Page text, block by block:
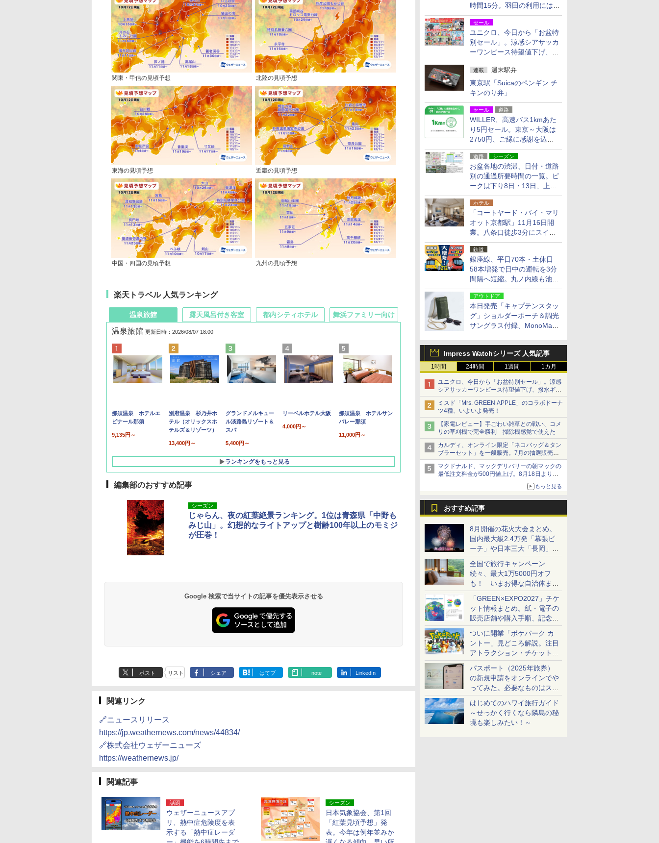
時間15分。羽田の利用には
「空港西出口」の利用検討を
セール
ユニクロ、今日から「お盆特
別セール」。涼感シアサッカ
ーワンピース待望値下げ、撥
水ギアショーツは1990円に
連載 週末駅弁
東京駅「Suicaのペンギン チ
キンのり弁」
セール 道路
WILLER、高速バス1kmあた
り5円セール。東京～大阪は
2750円、ご縁に感謝を込め
た20周年記念キャンペーン
道路 シーズン
お盆各地の渋滞、日付・道路
別の通過所要時間の一覧。ピ
ークは下り8日・13日、上り
14日・15日
ホテル
「コートヤード・バイ・マリ
オット京都駅」11月16日開
業。八条口徒歩3分にスイー
ト含む全270室、ダイニング
も併設
鉄道
銀座線、平日70本・土休日
58本増発で日中の運転を3分
間隔へ短縮。丸ノ内線も池袋
～中野坂上を4分間隔に
アウトドア
本日発売「キャプテンスタッ
グ」ショルダーポーチ＆調光
サングラス付録、MonoMax
Impress Watchシリーズ 人気記事
1時間 24時間 1週間 1カ月
ユニクロ、今日から「お盆特別セール」。涼感
シアサッカーワンピース待望値下げ、撥水ギア
ショーツは1990円に
ミスド「Mrs. GREEN APPLE」のコラボドーナ
ツ4種、いよいよ発売！
【家電レビュー】手ごわい雑草との戦い、コメ
リの草刈機で完全勝利 掃除機感覚で使えた
カルディ、オンライン限定「ネコバッグ＆タン
ブラーセット」を一般販売。7月の抽選販売の
当選無効分
マクドナルド、マックデリバリーの朝マックの
最低注文料金が500円値上げ。8月18日より
もっと見る
おすすめ記事
8月開催の花火大会まとめ。
国内最大級2.4万発「幕張ビ
ーチ」や日本三大「長岡」な
ど大型イベント目白押し！
全国で旅行キャンペーン
続々、最大1万5000円オフ
も！ いまお得な自治体まと
め
「GREEN×EXPO2027」チケ
ット情報まとめ。紙・電子の
販売店舗や購入手順、記念チ
ケットも解説
ついに開業「ポケパーク カ
ントー」見どころ解説。注目
アトラクション・チケット手
配・来場前に必要な準備は？
パスポート（2025年旅券）
の新規申請をオンラインでや
ってみた。必要なものはスマ
ホとマイナカードのみ
はじめてのハワイ旅行ガイド
～せっかく行くなら隣島の秘
境も楽しみたい！～
関東・甲信の見頃予想 北陸の見頃予想
東海の見頃予想 近畿の見頃予想
中国・四国の見頃予想 九州の見頃予想
楽天トラベル 人気ランキング
温泉旅館
温泉旅館 更新日時：2026/08/07 18:00
那須温泉 ホテルエ
ピナール那須
9,135円～
別府温泉 杉乃井ホ
テル（オリックスホ
テルズ＆リゾーツ）
13,400円～
グランドメルキュー
ル淡路島リゾート＆
スパ
5,400円～
リーベルホテル大阪
4,000円～
那須温泉 ホテルサン
バレー那須
11,000円～
ランキングをもっと見る
露天風呂付き客室
10,450円～
19,541円～
都内シティホテル 舞浜ファミリー向け
7,950円～
5,758円～
編集部のおすすめ記事
シーズン
じゃらん、夜の紅葉絶景ランキング。1位は青森県「中野も
みじ山」。幻想的なライトアップと樹齢100年以上のモミジ
が圧巻！
Google 検索で当サイトの記事を優先表示させる
ポスト リスト シェア はてブ note LinkedIn
関連リンク
🔗ニュースリリース
https://jp.weathernews.com/news/44834/
🔗株式会社ウェザーニューズ
https://weathernews.jp/
関連記事
話題
ウェザーニュースアプ
リ、熱中症危険度を表
示する「熱中症レーダ
シーズン
日本気象協会、第1回
「紅葉見頃予想」発
表。今年は例年並みか